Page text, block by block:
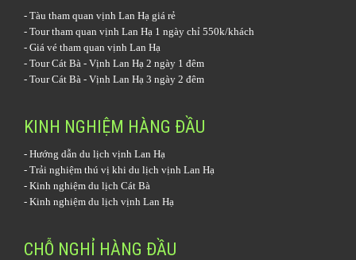
- Tàu tham quan vịnh Lan Hạ giá rẻ
- Tour tham quan vịnh Lan Hạ 1 ngày chỉ 550k/khách
- Giá vé tham quan vịnh Lan Hạ
- Tour Cát Bà - Vịnh Lan Hạ 2 ngày 1 đêm
- Tour Cát Bà - Vịnh Lan Hạ 3 ngày 2 đêm
KINH NGHIỆM HÀNG ĐẦU
- Hướng dẫn du lịch vịnh Lan Hạ
- Trải nghiệm thú vị khi du lịch vịnh Lan Hạ
- Kinh nghiệm du lịch Cát Bà
- Kinh nghiệm du lịch vịnh Lan Hạ
CHỖ NGHỈ HÀNG ĐẦU